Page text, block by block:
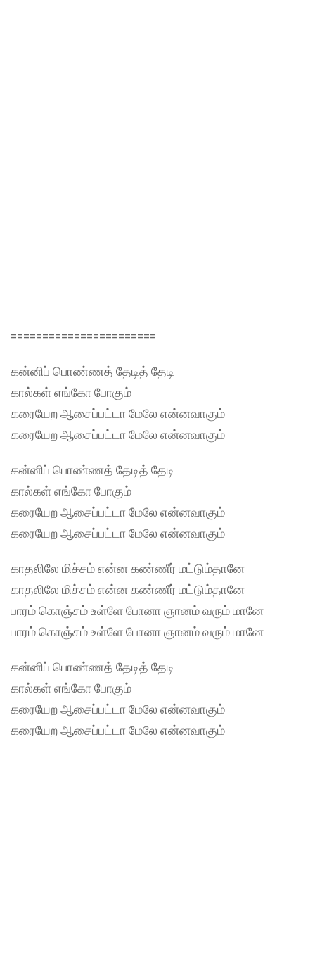
=======================
கன்னிப் பொண்ணத் தேடித் தேடி
கால்கள் எங்கோ போகும்
கரையேற ஆசைப்பட்டா மேலே என்னவாகும்
கரையேற ஆசைப்பட்டா மேலே என்னவாகும்
கன்னிப் பொண்ணத் தேடித் தேடி
கால்கள் எங்கோ போகும்
கரையேற ஆசைப்பட்டா மேலே என்னவாகும்
கரையேற ஆசைப்பட்டா மேலே என்னவாகும்
காதலிலே மிச்சம் என்ன கண்ணீர் மட்டும்தானே
காதலிலே மிச்சம் என்ன கண்ணீர் மட்டும்தானே
பாரம் கொஞ்சம் உள்ளே போனா ஞானம் வரும் மானே
பாரம் கொஞ்சம் உள்ளே போனா ஞானம் வரும் மானே
கன்னிப் பொண்ணத் தேடித் தேடி
கால்கள் எங்கோ போகும்
கரையேற ஆசைப்பட்டா மேலே என்னவாகும்
கரையேற ஆசைப்பட்டா மேலே என்னவாகும்